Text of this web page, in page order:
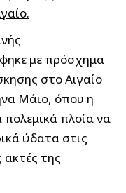
με πρόσχημα
στο Αιγαίο
Μάιο, όπου η
πολεμικά πλοία να
ύδατα στις
ακτές της